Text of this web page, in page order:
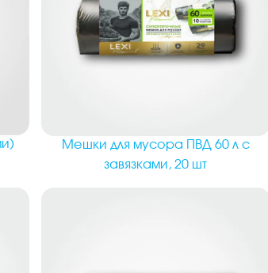
Мешки для мусора ПВД 60 л с
завязками, 20 шт